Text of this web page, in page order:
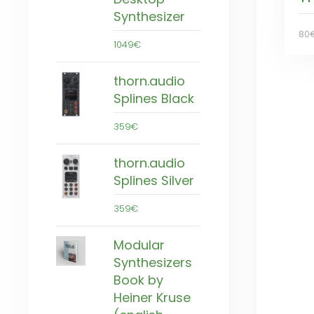
Synthesizer
1049€
thorn.audio
Splines Black
359€
thorn.audio
Splines Silver
359€
Modular
Synthesizers
Book by
Heiner Kruse